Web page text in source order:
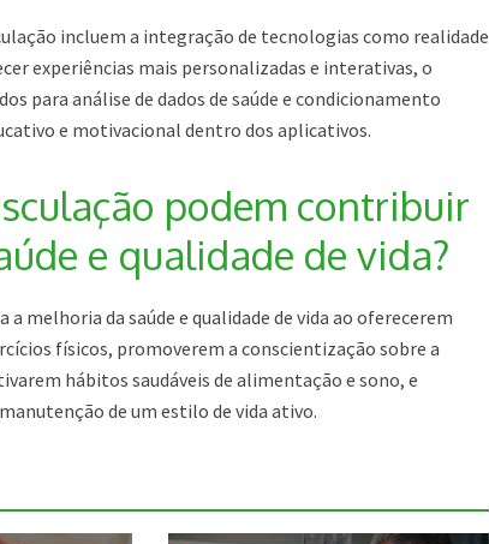
incluem a integração de tecnologias como realidade
experiências mais personalizadas e interativas, o
para análise de dados de saúde e condicionamento
e motivacional dentro dos aplicativos.
podem contribuir
e qualidade de vida?
melhoria da saúde e qualidade de vida ao oferecerem
físicos, promoverem a conscientização sobre a
hábitos saudáveis de alimentação e sono, e
de um estilo de vida ativo.